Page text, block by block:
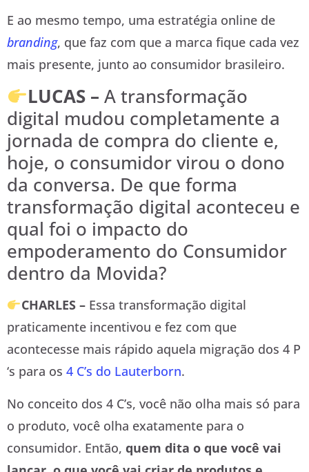
E ao mesmo tempo, uma estratégia online de
branding, que faz com que a marca fique cada vez
mais presente, junto ao consumidor brasileiro.
LUCAS – A transformação
digital mudou completamente a
jornada de compra do cliente e,
hoje, o consumidor virou o dono
da conversa. De que forma
transformação digital aconteceu e
qual foi o impacto do
empoderamento do Consumidor
dentro da Movida?
CHARLES – Essa transformação digital
praticamente incentivou e fez com que
acontecesse mais rápido aquela migração dos 4 P
‘s para os 4 C’s do Lauterborn.
No conceito dos 4 C’s, você não olha mais só para
o produto, você olha exatamente para o
consumidor. Então, quem dita o que você vai